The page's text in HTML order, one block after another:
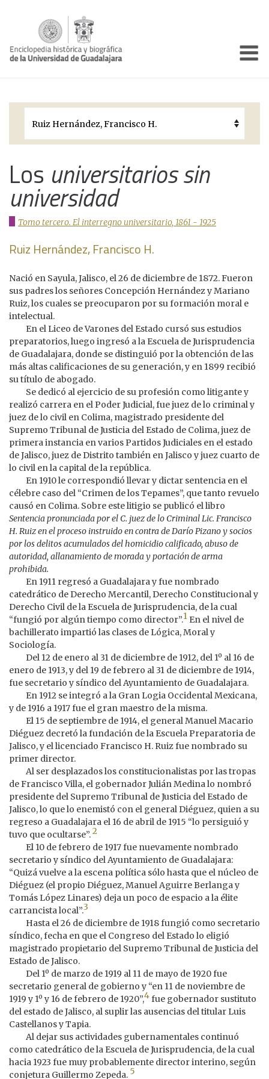
Períodos Históricos
Galería
Documentos institucionales
Los universitarios sin
universidad
Tomo tercero. El interregno universitario, 1861 - 1925
Ruiz Hernández, Francisco H.
Nació en Sayula, Jalisco, el 26 de diciembre de 1872. Fueron
sus padres los señores Concepción Hernández y Mariano
Ruiz, los cuales se preocuparon por su formación moral e
intelectual.
En el Liceo de Varones del Estado cursó sus estudios
preparatorios, luego ingresó a la Escuela de Jurisprudencia
de Guadalajara, donde se distinguió por la obtención de las
más altas calificaciones de su generación, y en 1899 recibió
su título de abogado.
Se dedicó al ejercicio de su profesión como litigante y
realizó carrera en el Poder Judicial, fue juez de lo criminal y
juez de lo civil en Colima, magistrado presidente del
Supremo Tribunal de Justicia del Estado de Colima, juez de
primera instancia en varios Partidos Judiciales en el estado
de Jalisco, juez de Distrito también en Jalisco y juez cuarto de
lo civil en la capital de la república.
En 1910 le correspondió llevar y dictar sentencia en el
célebre caso del “Crimen de los Tepames”, que tanto revuelo
causó en Colima. Sobre este litigio se publicó el libro
Sentencia pronunciada por el C. juez de lo Criminal Lic. Francisco
H. Ruiz en el proceso instruido en contra de Darío Pizano y socios
por los delitos acumulados del homicidio calificado, abuso de
autoridad, allanamiento de morada y portación de arma
prohibida.
En 1911 regresó a Guadalajara y fue nombrado
catedrático de Derecho Mercantil, Derecho Constitucional y
Derecho Civil de la Escuela de Jurisprudencia, de la cual
“fungió por algún tiempo como director”.1 En el nivel de
bachillerato impartió las clases de Lógica, Moral y
Sociología.
Del 12 de enero al 31 de diciembre de 1912, del 1º al 16 de
enero de 1913, y del 19 de febrero al 31 de diciembre de 1914,
fue secretario y síndico del Ayuntamiento de Guadalajara.
En 1912 se integró a la Gran Logia Occidental Mexicana,
y de 1916 a 1917 fue el gran maestro de la misma.
El 15 de septiembre de 1914, el general Manuel Macario
Diéguez decretó la fundación de la Escuela Preparatoria de
Jalisco, y el licenciado Francisco H. Ruiz fue nombrado su
primer director.
Al ser desplazados los constitucionalistas por las tropas
de Francisco Villa, el gobernador Julián Medina lo nombró
presidente del Supremo Tribunal de Justicia del Estado de
Jalisco, lo que lo enemistó con el general Diéguez, quien a su
regreso a Guadalajara el 16 de abril de 1915 “lo persiguió y
tuvo que ocultarse”.2
El 10 de febrero de 1917 fue nuevamente nombrado
secretario y síndico del Ayuntamiento de Guadalajara:
“Quizá vuelve a la escena política sólo hasta que el núcleo de
Diéguez (el propio Diéguez, Manuel Aguirre Berlanga y
Tomás López Linares) deja un poco de espacio a la élite
carrancista local”.3
Hasta el 26 de diciembre de 1918 fungió como secretario
síndico, fecha en que el Congreso del Estado lo eligió
magistrado propietario del Supremo Tribunal de Justicia del
Estado de Jalisco.
Del 1º de marzo de 1919 al 11 de mayo de 1920 fue
secretario general de gobierno y “en 11 de noviembre de
1919 y 1º y 16 de febrero de 1920”,4fue gobernador sustituto
del estado de Jalisco, al suplir las ausencias del titular Luis
Castellanos y Tapia.
Al dejar sus actividades gubernamentales continuó
como catedrático de la Escuela de Jurisprudencia, de la cual
hacia 1923 fue muy probablemente director interino, según
conjetura Guillermo Zepeda. 5